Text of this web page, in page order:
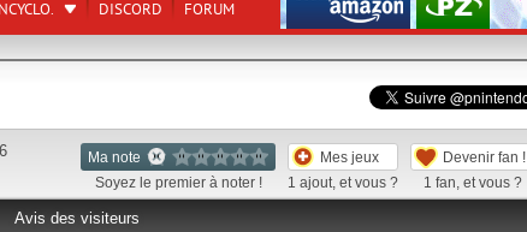
DISCORD FORUM
Ma note
Soyez le premier à noter !
Mes jeux
1 ajout, et vous ?
Devenir fan !
1 fan, et vous ?
Avis des visiteurs